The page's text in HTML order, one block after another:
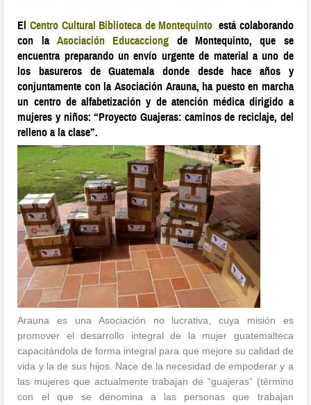
El Centro Cultural Biblioteca de Montequinto está colaborando
con laAsociación Educacciong de Montequinto, que se
encuentra preparando un envío urgente de material a uno de
los basureros de Guatemala donde desde hace años y
conjuntamente con laAsociación Arauna, ha puesto en marcha
un centro de alfabetización y de atención médica dirigido a
mujeres y niños:“Proyecto Guajeras: caminos de reciclaje, del
relleno a la clase”.
Arauna es una Asociación no lucrativa, cuya misión es
promover el desarrollo integral de la mujer guatemalteca
capacitándola de forma integral para que mejore su calidad de
vida y la de sus hijos Nace de la necesidad de empoderar y a
las mujeres que actualmente trabajan de “guajeras” (término
con el que se denomina a las personas que trabajan